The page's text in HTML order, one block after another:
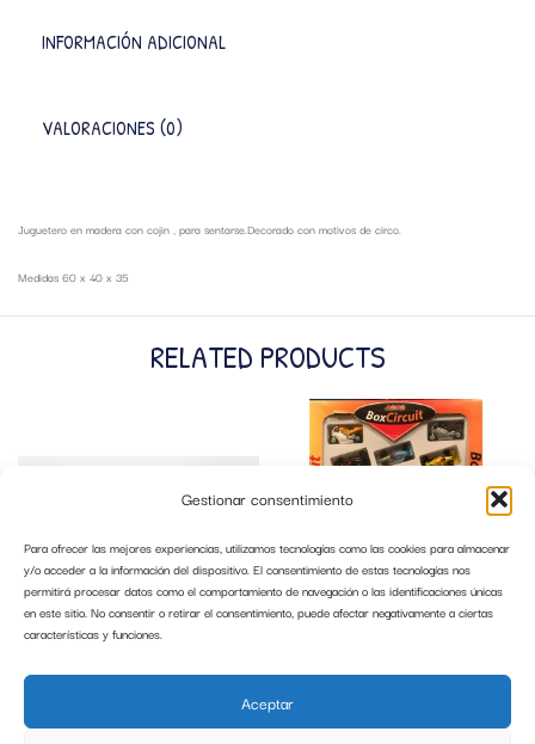
Gestionar consentimiento
Para ofrecer las mejores experiencias, utilizamos tecnologías como las cookies para almacenar
y/o acceder a la información del dispositivo. El consentimiento de estas tecnologías nos
permitirá procesar datos como el comportamiento de navegación o las identificaciones únicas
en este sitio. No consentir o retirar el consentimiento, puede afectar negativamente a ciertas
características y funciones.
Aceptar
INFORMACIÓN ADICIONAL
VALORACIONES (0)
Juguetero en madera con cojin , para sentarse.Decorado con motivos de circo.
Medidas 60 x 40 x 35
RELATED PRODUCTS
MULTICOLOR ESCALA 1:43